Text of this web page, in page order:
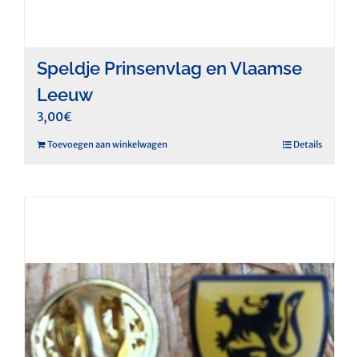
Speldje Prinsenvlag en Vlaamse
Leeuw
3,00€
Toevoegen aan winkelwagen Details